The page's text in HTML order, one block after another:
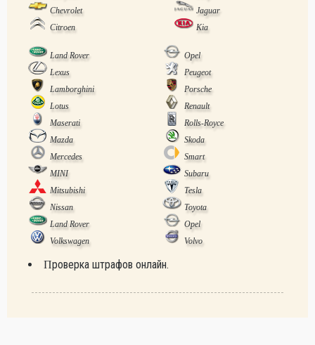
Chevrolet
Jaguar
Citroen
Kia
Land Rover
Opel
Lexus
Peugeot
Lamborghini
Porsche
Lotus
Renault
Maserati
Rolls-Royce
Mazda
Skoda
Mercedes
Smart
MINI
Subaru
Mitsubishi
Tesla
Nissan
Toyota
Land Rover
Opel
Volkswagen
Volvo
Проверка штрафов онлайн.